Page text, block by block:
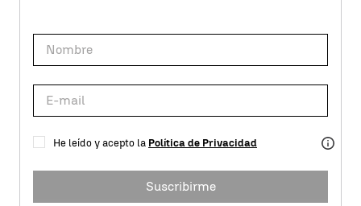
He leído y acepto la Política de Privacidad
Suscribirme